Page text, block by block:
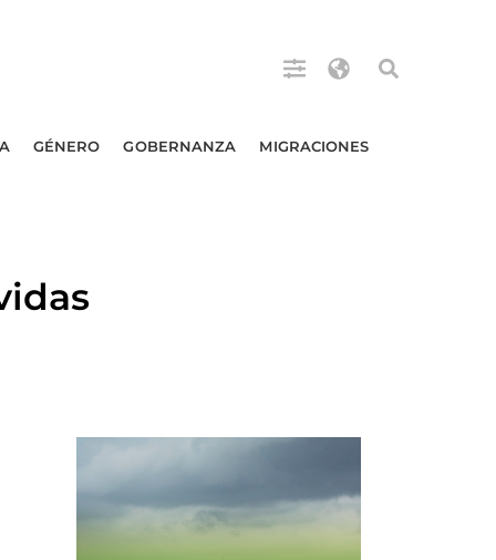
GÉNERO GOBERNANZA MIGRACIONES